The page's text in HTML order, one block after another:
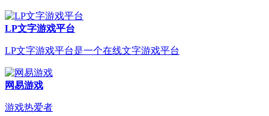
LP文字游戏平台
LP文字游戏平台是一个在线文字游戏平台
网易游戏
游戏热爱者